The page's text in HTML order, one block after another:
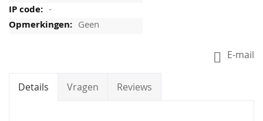
-
Geen
E-mail
Details Vragen Reviews